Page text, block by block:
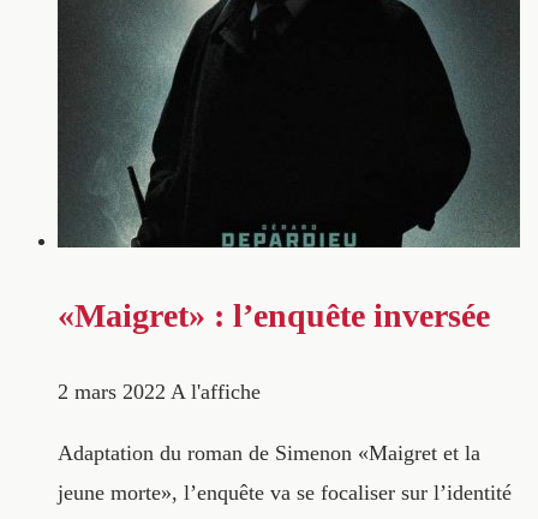
«Maigret» : l’enquête inversée
2 mars 2022 A l'affiche
Adaptation du roman de Simenon «Maigret et la
jeune morte», l’enquête va se focaliser sur l’identité